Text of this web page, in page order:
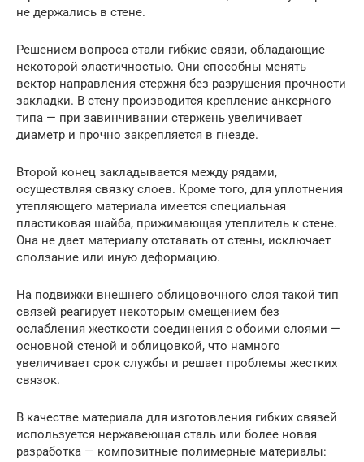
не держались в стене.
Решением вопроса стали гибкие связи, обладающие
некоторой эластичностью. Они способны менять
вектор направления стержня без разрушения прочности
закладки. В стену производится крепление анкерного
типа — при завинчивании стержень увеличивает
диаметр и прочно закрепляется в гнезде.
Второй конец закладывается между рядами,
осуществляя связку слоев. Кроме того, для уплотнения
утепляющего материала имеется специальная
пластиковая шайба, прижимающая утеплитель к стене.
Она не дает материалу отставать от стены, исключает
сползание или иную деформацию.
На подвижки внешнего облицовочного слоя такой тип
связей реагирует некоторым смещением без
ослабления жесткости соединения с обоими слоями —
основной стеной и облицовкой, что намного
увеличивает срок службы и решает проблемы жестких
связок.
В качестве материала для изготовления гибких связей
используется нержавеющая сталь или более новая
разработка — композитные полимерные материалы: